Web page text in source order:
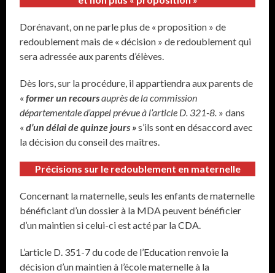
Dorénavant, on ne parle plus de « proposition » de
redoublement mais de « décision » de redoublement qui
sera adressée aux parents d’élèves.
Dès lors, sur la procédure, il appartiendra aux parents de
«former un recoursauprès de la commission
départementale d’appel prévue à l’article D. 321-8. » dans
«d’un délai de quinze jours »s’ils sont en désaccord avec
la décision du conseil des maîtres.
Précisions sur le redoublement en maternelle
Concernant la maternelle, seuls les enfants de maternelle
bénéficiant d’un dossier à la MDA peuvent bénéficier
d’un maintien si celui-ci est acté par la CDA.
L’article D. 351-7 du code de l’Education renvoie la
décision d’un maintien à l’école maternelle à la